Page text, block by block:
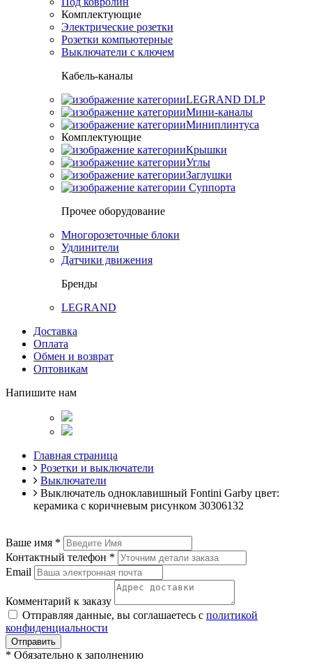
Комплектующие
Электрические розетки
Розетки компьютерные
Выключатели с ключем
Кабель-каналы
LEGRAND DLP
Мини-каналы
Миниплинтуса
Комплектующие
Крышки
Углы
Заглушки
Суппорта
Прочее оборудование
Многорозеточные блоки
Удлинители
Датчики движения
Бренды
LEGRAND
Доставка
Оплата
Обмен и возврат
Оптовикам
Напишите нам
Главная страница
Розетки и выключатели
Выключатели
Выключатель одноклавишный Fontini Garby цвет:
керамика с коричневым рисунком 30306132
Ваше имя *
Контактный телефон *
Email
Комментарий к заказу
Отправляя данные, вы соглашаетесь с политикой
конфиденциальности
Отправить
* Обязательно к заполнению